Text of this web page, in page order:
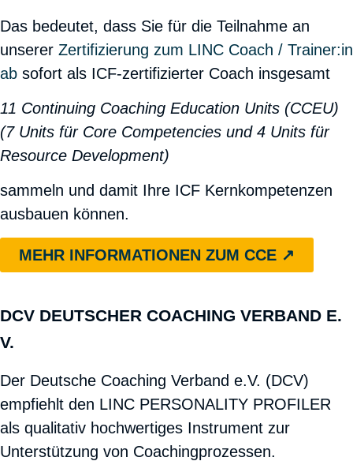
Das bedeutet, dass Sie für die Teilnahme an
unserer Zertifizierung zum LINC Coach / Trainer:in
ab sofort als ICF-zertifizierter Coach insgesamt
11 Continuing Coaching Education Units (CCEU)
(7 Units für Core Competencies und 4 Units für
Resource Development)
sammeln und damit Ihre ICF Kernkompetenzen
ausbauen können.
MEHR INFORMATIONEN ZUM CCE ↗︎
DCV DEUTSCHER COACHING VERBAND E.
V.
Der Deutsche Coaching Verband e.V. (DCV)
empfiehlt den LINC PERSONALITY PROFILER
als qualitativ hochwertiges Instrument zur
Unterstützung von Coachingprozessen.